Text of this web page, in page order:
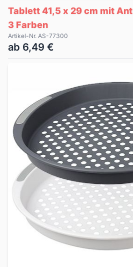
Tablett 41,5 x 29 cm mit
3 Farben
Artikel-Nr. AS-77300
ab 6,49 €